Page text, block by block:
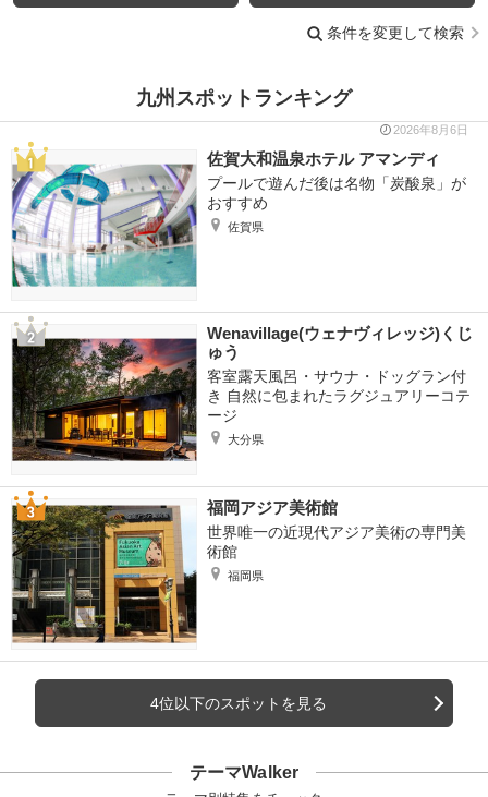
条件を変更して検索
九州スポットランキング
2026年8月6日
佐賀大和温泉ホテル アマンディ
プールで遊んだ後は名物「炭酸泉」が
おすすめ
佐賀県
Wenavillage(ウェナヴィレッジ)くじ
ゅう
客室露天風呂・サウナ・ドッグラン付
き 自然に包まれたラグジュアリーコテ
ージ
大分県
福岡アジア美術館
世界唯一の近現代アジア美術の専門美
術館
福岡県
4位以下のスポットを見る
テーマWalker